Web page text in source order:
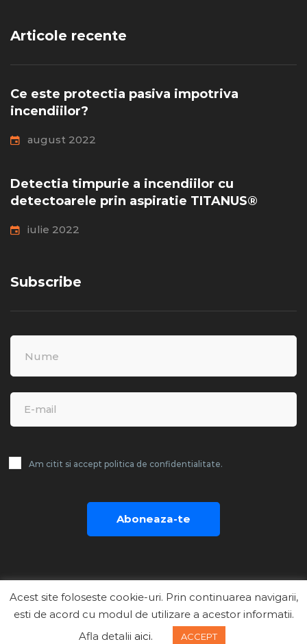
Articole recente
Ce este protectia pasiva impotriva
incendiilor?
august 2022
Detectia timpurie a incendiilor cu
detectoarele prin aspiratie TITANUS®
iulie 2022
Subscribe
Am citit si accept politica de confidentialitate.
Aboneaza-te
Copyright © 2018 Businext WordPress Theme by
ThemeMove
Acest site foloseste cookie-uri. Prin continuarea navigarii,
esti de acord cu modul de utilizare a acestor informatii.
Afla detalii aici. ACCEPT